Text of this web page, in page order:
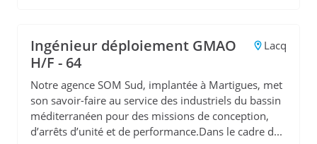
Ingénieur déploiement GMAO
H/F - 64
Lacq
Notre agence SOM Sud, implantée à Martigues, met
son savoir-faire au service des industriels du bassin
méditerranéen pour des missions de conception,
d’arrêts d’unité et de performance.Dans le cadre d...